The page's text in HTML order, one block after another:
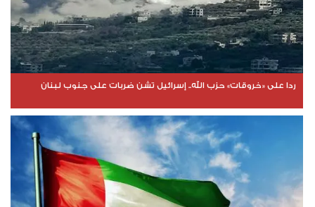
ردا على «خروقات» حزب الله.. إسرائيل تشن ضربات على جنوب لبنان